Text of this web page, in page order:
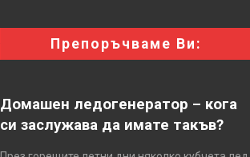
Препоръчваме Ви:
Домашен ледогенератор – кога
си заслужава да имате такъв?